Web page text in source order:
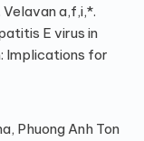
Velavan a,f,i,*.
E virus in
Implications for
Phuong Anh Ton